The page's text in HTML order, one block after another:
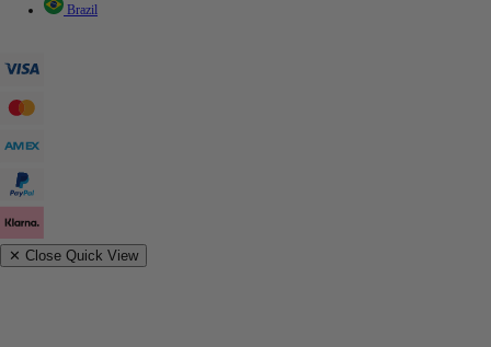
Brazil
✕ Close Quick View